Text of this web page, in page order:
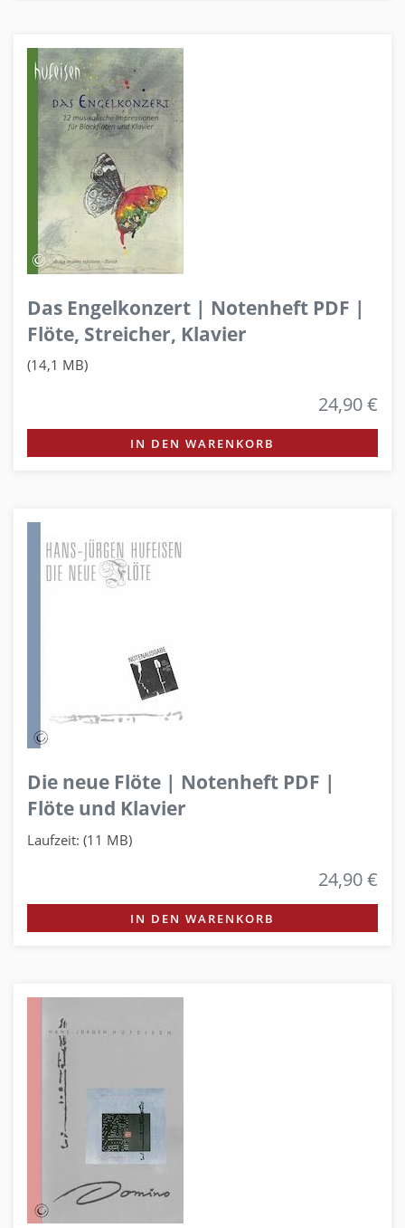
Das Engelkonzert | Notenheft PDF |
Flöte, Streicher, Klavier
(14,1 MB)
24,90 €
IN DEN WARENKORB
Die neue Flöte | Notenheft PDF |
Flöte und Klavier
Laufzeit: (11 MB)
24,90 €
IN DEN WARENKORB